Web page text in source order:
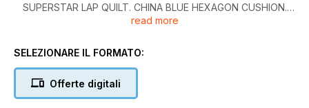
SUPERSTAR LAP QUILT. CHINA BLUE HEXAGON CUSHION.
CHATEAU CHAMBRAY QUILT. Jade dragonflies. Flowers in the
read more
SELEZIONARE IL FORMATO:
Offerte digitali